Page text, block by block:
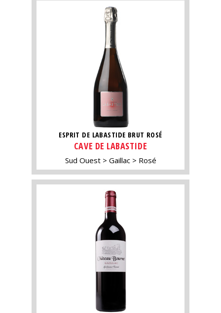
ESPRIT DE LABASTIDE BRUT ROSÉ
CAVE DE LABASTIDE
Sud Ouest Gaillac Rosé